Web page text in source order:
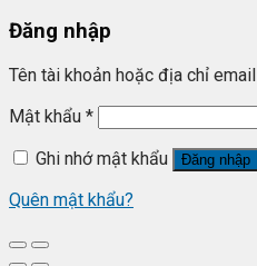
Đăng nhập
Tên tài khoản hoặc địa chỉ email
Mật khẩu *
Ghi nhớ mật khẩu
Đăng nhập
Quên mật khẩu?